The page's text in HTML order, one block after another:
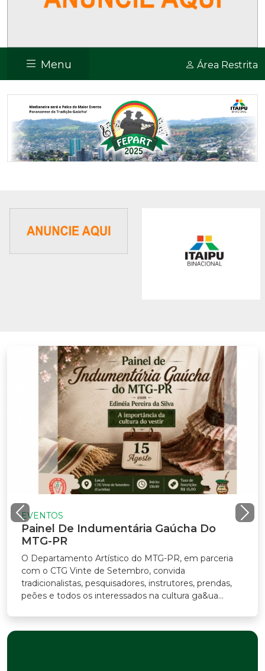
Menu Área Restrita
Previous
EVENTOS
Painel De Indumentária Gaúcha Do
MTG-PR
O Departamento Artístico do MTG-PR, em parceria
com o CTG Vinte de Setembro, convida
tradicionalistas, pesquisadores, instrutores, prendas,
peões e todos os interessados na cultura ga&ua...